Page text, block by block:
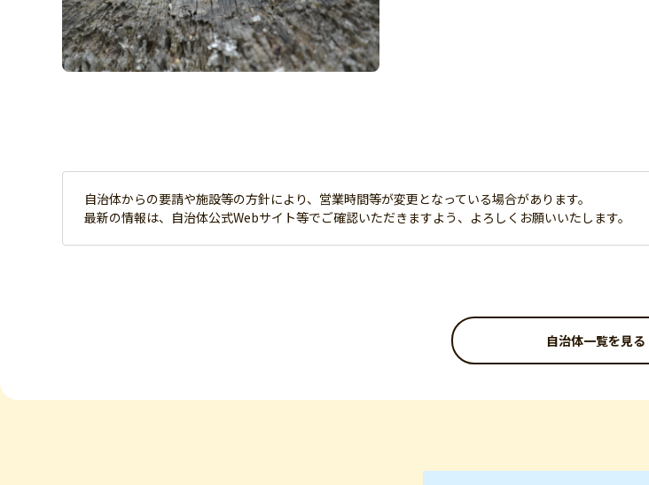
自治体からの要請や施設等の方針により、営業時間等が変更となっている場合があります。
最新の情報は、自治体公式Webサイト等でご確認いただきますよう、よろしくお願いいたします。
自治体一覧を見る